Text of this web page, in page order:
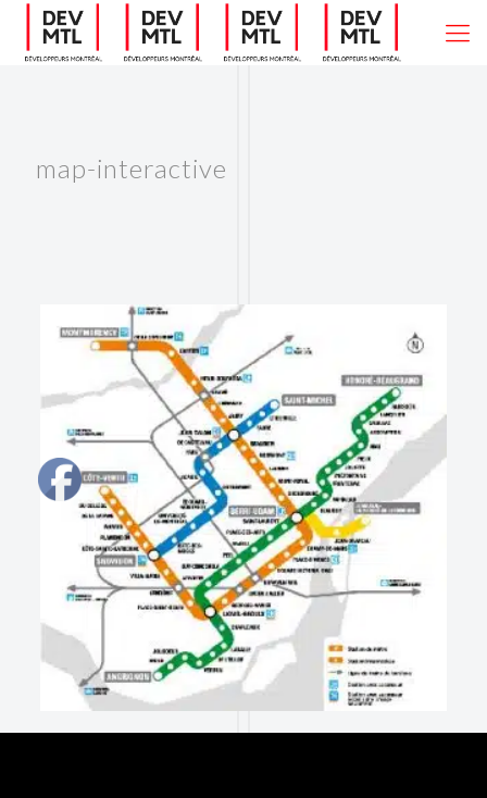
map-interactive